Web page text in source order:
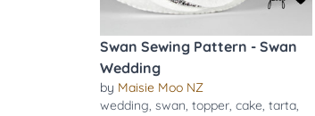
Swan Sewing Pattern - Swan
Wedding
by Maisie Moo NZ
wedding, swan, topper, cake, tarta,